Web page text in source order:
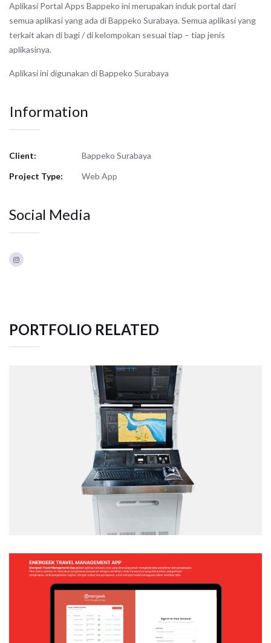
Aplikasi Portal Apps Bappeko ini merupakan induk portal dari
semua aplikasi yang ada di Bappeko Surabaya. Semua aplikasi yang
terkait akan di bagi / di kelompokan sesuai tiap – tiap jenis
aplikasinya.
Aplikasi ini digunakan di Bappeko Surabaya
Information
Client:
Bappeko Surabaya
Project Type:
Web App
Social Media
PORTFOLIO RELATED
TACTICAL TEAM TRAINER – NAVAL
SIMULATION SYSTEM
Web Application
ENERGEEK – TRAVEL MANAGEMENT APP